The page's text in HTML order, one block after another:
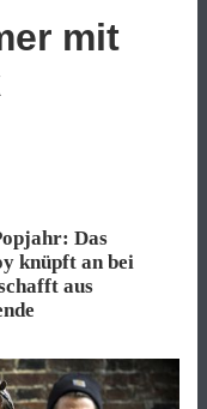
mit
Das
knüpft an bei
aus